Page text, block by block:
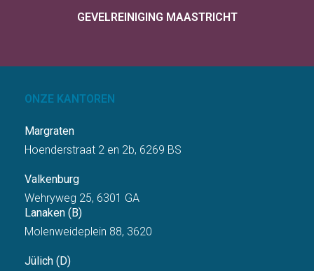
GEVELREINIGING MAASTRICHT
ONZE KANTOREN
Margraten
Hoenderstraat 2 en 2b, 6269 BS
Valkenburg
Wehryweg 25, 6301 GA
Lanaken (B)
Molenweideplein 88, 3620
Jülich (D)